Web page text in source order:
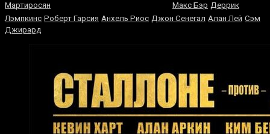
Мартиросян Макс Бэр Деррик
Лэмпкинс Роберт Гарсия Анхель Риос Джон Сенегал Алан Лей Сэм
Джирард